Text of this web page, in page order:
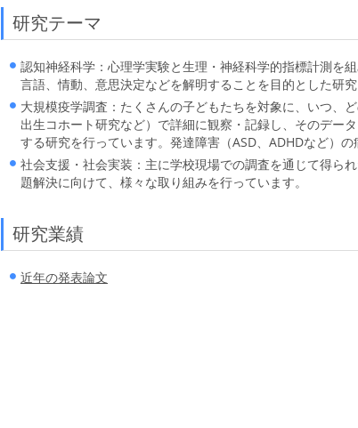
研究テーマ
認知神経科学：心理学実験と生理・神経科学的指標計測を
言語、情動、意思決定などを解明することを目的とした研究
大規模疫学調査：たくさんの子どもたちを対象に、いつ、
出生コホート研究など）で詳細に観察・記録し、そのデー
する研究を行っています。発達障害（ASD、ADHDなど）の
社会支援・社会実装：主に学校現場での調査を通じて得ら
題解決に向けて、様々な取り組みを行っています。
研究業績
近年の発表論文